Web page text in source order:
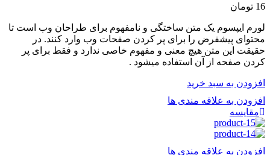
16 تومان
لورم ایپسوم یک متن ساختگی و نامفهوم برای طراحان وب است تا
محتوای پیشفرض را برای پر کردن صفحات وب وارد کنند. در
حقیقت این متن هیچ معنی و مفهوم خاصی ندارد و فقط برای پر
کردن صفحه از آن استفاده میشود .
افزودن به سبد خرید
افزودن به علاقه مندی ها
مقایسه
افزودن به علاقه مندی ها